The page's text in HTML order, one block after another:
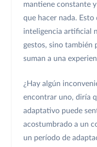
mantiene constante
que hacer nada. Esto
inteligencia artificial
gestos, sino también
suman a una
¿Hay algún
encontrar uno, diría
adaptativo puede
acostumbrado a un
un período de